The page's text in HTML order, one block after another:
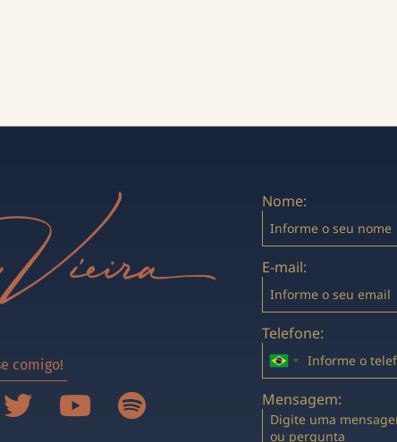
comigo!
Nome:
E-mail:
Telefone:
Mensagem: